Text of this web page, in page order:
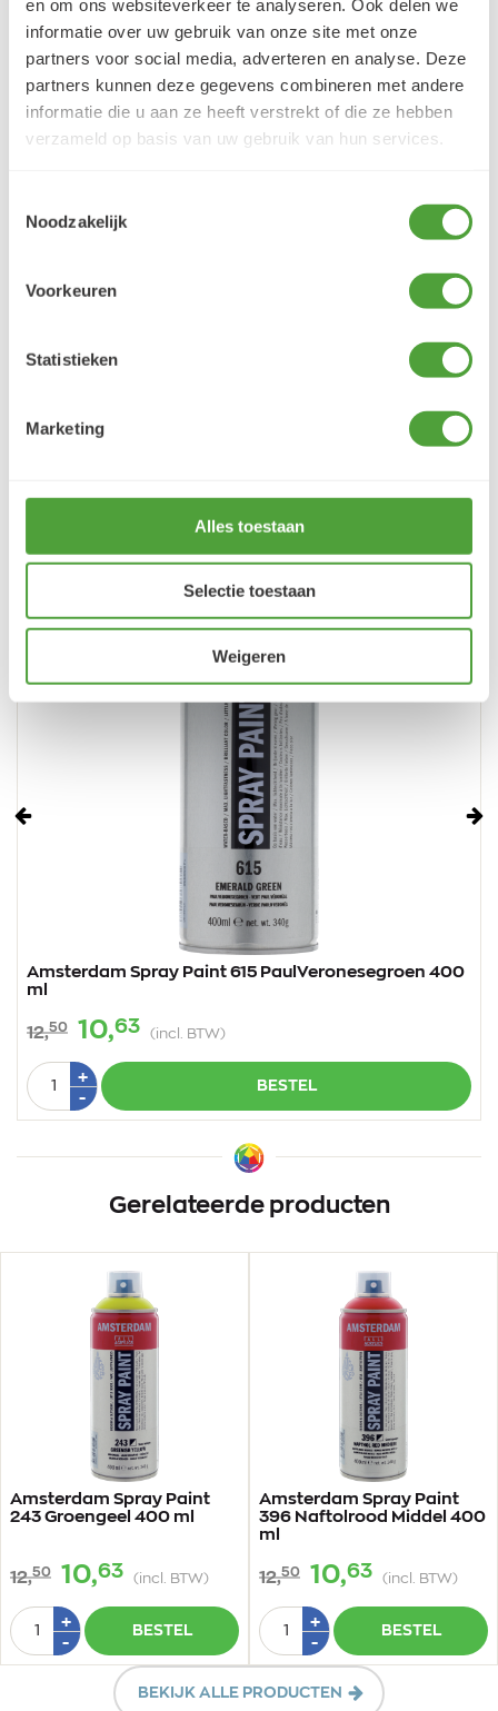
en om ons websiteverkeer te analyseren. Ook delen we
informatie over uw gebruik van onze site met onze
partners voor social media, adverteren en analyse. Deze
partners kunnen deze gegevens combineren met andere
informatie die u aan ze heeft verstrekt of die ze hebben
verzameld op basis van uw gebruik van hun services.
Noodzakelijk
Voorkeuren
Statistieken
Marketing
Alles toestaan
Selectie toestaan
Weigeren
Klantbeoordelingen
9.5/10 (1365 beoordelingen)
5/5
Vorige
Amsterdam Spray Paint 615 PaulVeronesegroen 400
ml
12,50 10,63 (incl. BTW)
Aantal
+Plus
1
-Min
1
BESTEL
Gerelateerde producten
Amsterdam Spray Paint
243 Groengeel 400 ml
12,50 10,63 (incl. BTW)
Aantal
+Plus
1
-Min
1
BESTEL
Amsterdam Spray Paint
396 Naftolrood Middel 400
ml
12,50 10,63 (incl. BTW)
Aantal
+Plus
1
-Min
1
BESTEL
BEKIJK ALLE PRODUCTEN